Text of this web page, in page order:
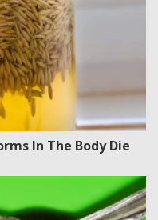
In The Body Die